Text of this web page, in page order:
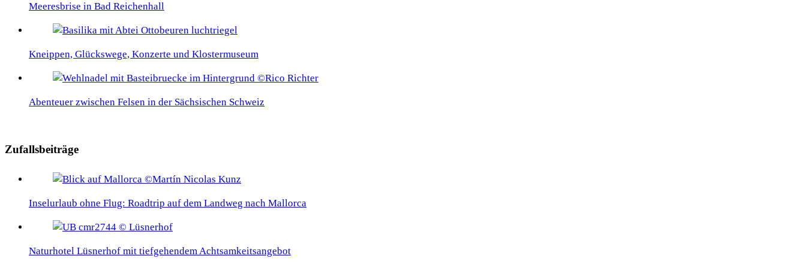
Meeresbrise in Bad Reichenhall
Kneippen, Glückswege, Konzerte und Klostermuseum
Abenteuer zwischen Felsen in der Sächsischen Schweiz
Zufallsbeiträge
Inselurlaub ohne Flug: Roadtrip auf dem Landweg nach Mallorca
Naturhotel Lüsnerhof mit tiefgehendem Achtsamkeitsangebot